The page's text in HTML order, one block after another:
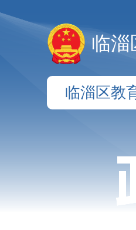
临淄
临淄区教